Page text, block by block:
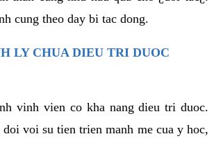
cung theo day bi tac dong.
LY CHUA DIEU TRI DUOC
vinh vien co kha nang dieu tri duoc.
voi su tien trien manh me cua y hoc,